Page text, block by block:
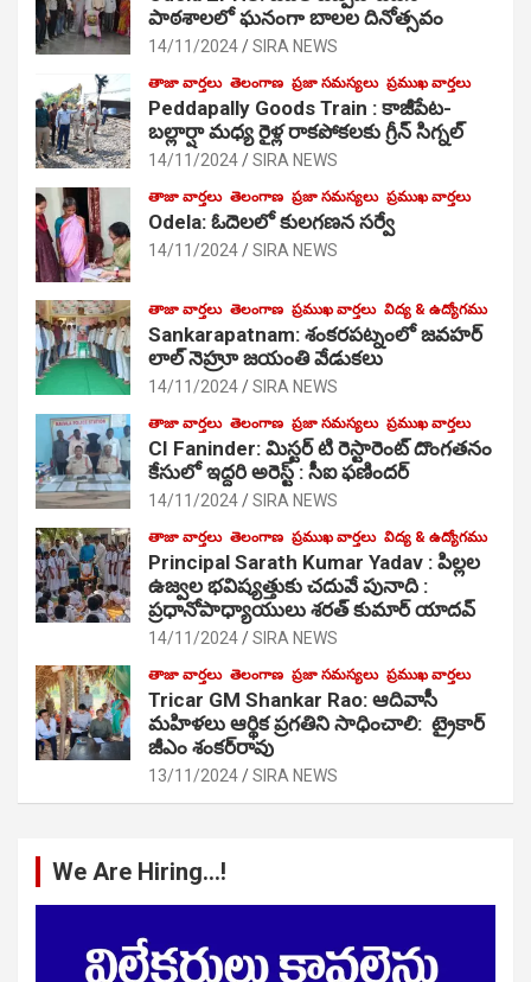
పాఠ‌శాల‌లో ఘనంగా బాలల దినోత్సవం
14/11/2024 SIRA NEWS
తాజా వార్తలు తెలంగాణ ప్రజా సమస్యలు ప్రముఖ వార్తలు
Peddapally Goods Train : కాజీపేట-
బల్లార్షా మధ్య రైళ్ల రాకపోకలకు గ్రీన్ సిగ్నల్
14/11/2024 SIRA NEWS
తాజా వార్తలు తెలంగాణ ప్రజా సమస్యలు ప్రముఖ వార్తలు
Odela: ఓదెలలో కులగణన సర్వే
14/11/2024 SIRA NEWS
తాజా వార్తలు తెలంగాణ ప్రముఖ వార్తలు విద్య & ఉద్యోగము
Sankarapatnam: శంకరపట్నంలో జవహర్
లాల్ నెహ్రూ జయంతి వేడుకలు
14/11/2024 SIRA NEWS
తాజా వార్తలు తెలంగాణ ప్రజా సమస్యలు ప్రముఖ వార్తలు
CI Faninder: మిస్టర్ టి రెస్టారెంట్ దొంగతనం
కేసులో ఇద్దరి అరెస్ట్ : సీఐ ఫణిందర్
14/11/2024 SIRA NEWS
తాజా వార్తలు తెలంగాణ ప్రముఖ వార్తలు విద్య & ఉద్యోగము
Principal Sarath Kumar Yadav : పిల్లల
ఉజ్వల భవిష్యత్తుకు చదువే పునాది :
ప్రధానోపాధ్యాయులు శరత్ కుమార్ యాదవ్
14/11/2024 SIRA NEWS
తాజా వార్తలు తెలంగాణ ప్రజా సమస్యలు ప్రముఖ వార్తలు
Tricar GM Shankar Rao: ఆదివాసీ
మహిళలు ఆర్థిక ప్రగతిని సాధించాలి: ట్రైకార్
జీఎం శంకర్‌రావు
13/11/2024 SIRA NEWS
We Are Hiring…!